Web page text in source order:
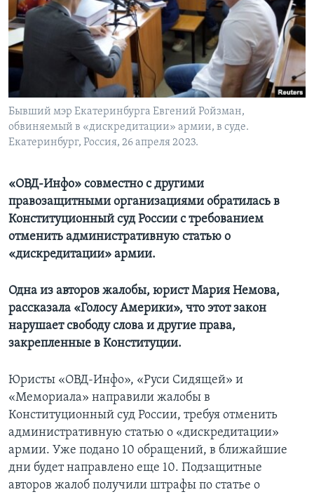
Learning English
Языки
Бывший мэр Екатеринбурга Евгений Ройзман,
обвиняемый в «дискредитации» армии, в суде.
Екатеринбург, Россия, 26 апреля 2023.
«ОВД-Инфо» совместно с другими
правозащитными организациями обратилась в
Конституционный суд России с требованием
отменить административную статью о
«дискредитации» армии.
Одна из авторов жалобы, юрист Мария Немова,
рассказала «Голосу Америки», что этот закон
нарушает свободу слова и другие права,
закрепленные в Конституции.
Юристы «ОВД-Инфо», «Руси Сидящей» и
«Мемориала» направили жалобы в
Конституционный суд России, требуя отменить
административную статью о «дискредитации»
армии. Уже подано 10 обращений, в ближайшие
дни будет направлено еще 10. Подзащитные
авторов жалоб получили штрафы по статье о